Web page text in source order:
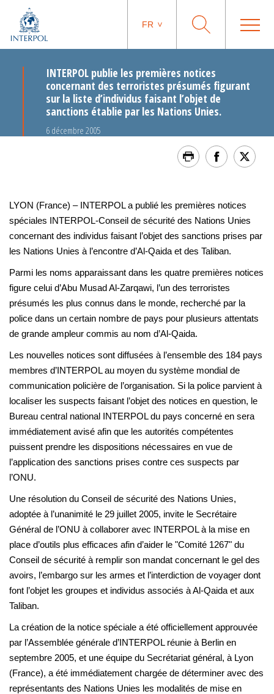
FR
INTERPOL publie les premières notices
concernant des terroristes présumés figurant
sur la liste d’individus faisant l’objet de
sanctions établie par les Nations Unies.
6 décembre 2005
LYON (France) – INTERPOL a publié les premières notices
spéciales INTERPOL-Conseil de sécurité des Nations Unies
concernant des individus faisant l’objet des sanctions prises par
les Nations Unies à l’encontre d’Al-Qaida et des Taliban.
Parmi les noms apparaissant dans les quatre premières notices
figure celui d’Abu Musad Al-Zarqawi, l’un des terroristes
présumés les plus connus dans le monde, recherché par la
police dans un certain nombre de pays pour plusieurs attentats
de grande ampleur commis au nom d’Al-Qaida.
Les nouvelles notices sont diffusées à l’ensemble des 184 pays
membres d’INTERPOL au moyen du système mondial de
communication policière de l’organisation. Si la police parvient à
localiser les suspects faisant l’objet des notices en question, le
Bureau central national INTERPOL du pays concerné en sera
immédiatement avisé afin que les autorités compétentes
puissent prendre les dispositions nécessaires en vue de
l’application des sanctions prises contre ces suspects par
l’ONU.
Une résolution du Conseil de sécurité des Nations Unies,
adoptée à l’unanimité le 29 juillet 2005, invite le Secrétaire
Général de l’ONU à collaborer avec INTERPOL à la mise en
place d’outils plus efficaces afin d’aider le "Comité 1267" du
Conseil de sécurité à remplir son mandat concernant le gel des
avoirs, l’embargo sur les armes et l’interdiction de voyager dont
font l’objet les groupes et individus associés à Al-Qaida et aux
Taliban.
La création de la notice spéciale a été officiellement approuvée
par l’Assemblée générale d’INTERPOL réunie à Berlin en
septembre 2005, et une équipe du Secrétariat général, à Lyon
(France), a été immédiatement chargée de déterminer avec des
représentants des Nations Unies les modalités de mise en